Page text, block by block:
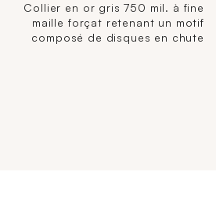
Collier en or gris 750 mil. à fine
maille forçat retenant un motif
composé de disques en chute